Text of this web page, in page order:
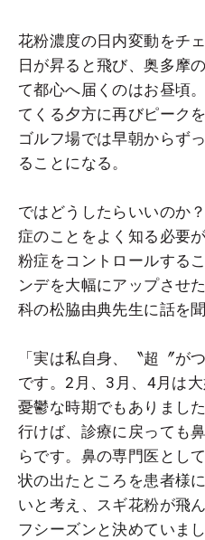
花粉濃度の日内変動をチ
日が昇ると飛び、奥多摩
て都心へ届くのはお昼頃
てくる夕方に再びピーク
ゴルフ場では早朝からず
ることになる。
ではどうしたらいいのか
症のことをよく知る必要
粉症をコントロールする
ンデを大幅にアップさせ
科の松脇由典先生に話を聞
「実は私自身、〝超〞が
です。2月、3月、4月は
憂鬱な時期でもありまし
行けば、診療に戻っても
らです。鼻の専門医とし
状の出たところを患者様
いと考え、スギ花粉が飛
フシーズンと決めていまし